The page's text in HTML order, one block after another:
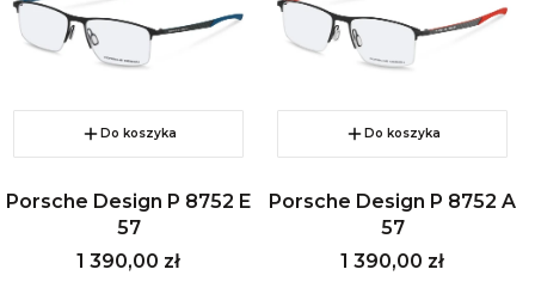
Do koszyka
Porsche Design P 8752 E
57
Cena
1 390,00 zł
Do koszyka
Porsche Design P 8752 A
57
Cena
1 390,00 zł